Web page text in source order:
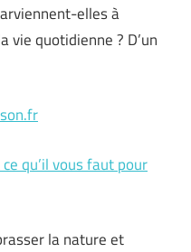
elles à
vie quotidienne ? D’un
qu’il vous faut pour
la nature et